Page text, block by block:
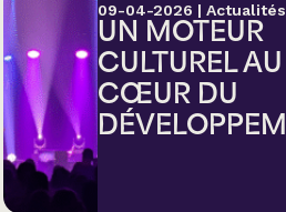
en location
09-04-2026 | Actualités
UN MOTEUR
CULTUREL AU
CŒUR DU